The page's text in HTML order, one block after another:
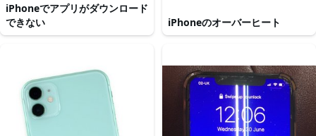
iPhoneでアプリがダウンロード
できない
iPhoneのオーバーヒート